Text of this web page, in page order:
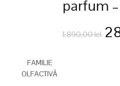
parfum
1.890,00lei
FAMILIE
OLFACTIVĂ